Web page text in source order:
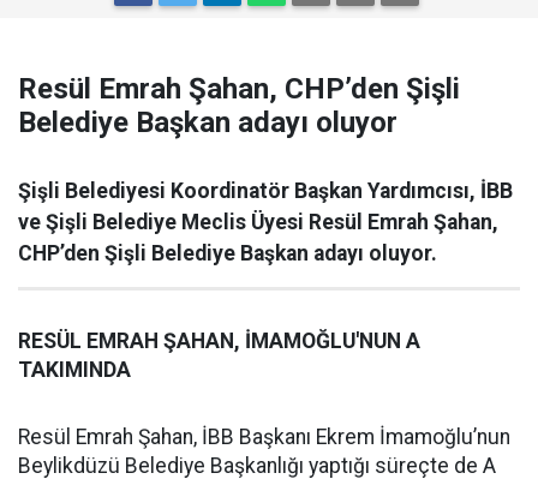
Resül Emrah Şahan, CHP’den Şişli
Belediye Başkan adayı oluyor
Şişli Belediyesi Koordinatör Başkan Yardımcısı, İBB
ve Şişli Belediye Meclis Üyesi Resül Emrah Şahan,
CHP’den Şişli Belediye Başkan adayı oluyor.
RESÜL EMRAH ŞAHAN, İMAMOĞLU'NUN A
TAKIMINDA
Resül Emrah Şahan, İBB Başkanı Ekrem İmamoğlu’nun
Beylikdüzü Belediye Başkanlığı yaptığı süreçte de A